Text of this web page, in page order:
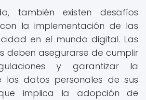
también existen desafíos
la implementación de las
en el mundo digital. Las
deben asegurarse de cumplir
y garantizar la
los datos personales de sus
implica la adopción de